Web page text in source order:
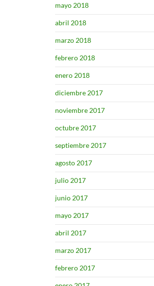
mayo 2018
abril 2018
marzo 2018
febrero 2018
enero 2018
diciembre 2017
noviembre 2017
octubre 2017
septiembre 2017
agosto 2017
julio 2017
junio 2017
mayo 2017
abril 2017
marzo 2017
febrero 2017